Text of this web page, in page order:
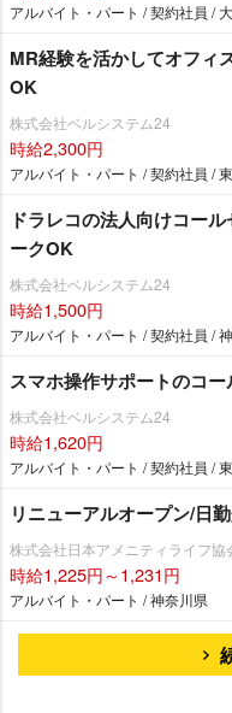
アルバイト・パート / 契約社員 /
MR経験を活かしてオフィ
OK
株式会社ベルシステム24
時給2,300円
アルバイト・パート / 契約社員 /
ドラレコの法人向けコー
ークOK
株式会社ベルシステム24
時給1,500円
アルバイト・パート / 契約社員 /
スマホ操作サポートのコ
株式会社ベルシステム24
時給1,620円
アルバイト・パート / 契約社員 /
リニューアルオープン/日
株式会社日本アメニティライフ協
時給1,225円～1,231円
アルバイト・パート / 神奈川県